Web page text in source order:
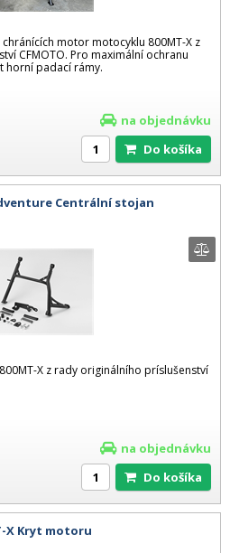
motor motocyklu 800MT-X z
CFMOTO. Pro maximální ochranu
padací rámy.
na objednávku
Do košíka
Centrální stojan
X z rady originálního príslušenství
na objednávku
Do košíka
X Kryt motoru